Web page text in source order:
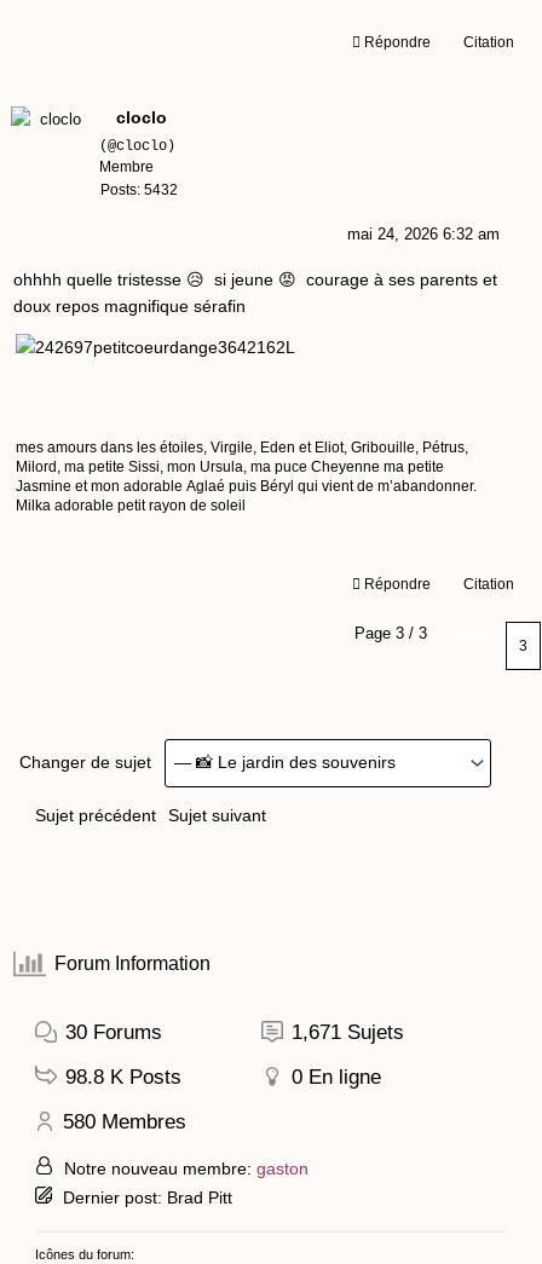
Répondre Citation
cloclo
(@cloclo)
Membre
Posts: 5432
mai 24, 2026 6:32 am
ohhhh quelle tristesse 😥 si jeune 😡 courage à ses parents et
doux repos magnifique sérafin
mes amours dans les étoiles, Virgile, Eden et Eliot, Gribouille, Pétrus,
Milord, ma petite Sissi, mon Ursula, ma puce Cheyenne ma petite
Jasmine et mon adorable Aglaé puis Béryl qui vient de m’abandonner.
Milka adorable petit rayon de soleil
Répondre Citation
Page 3 / 3
Changer de sujet
Sujet précédent Sujet suivant
Forum Information
30 Forums 1,671 Sujets
98.8 K Posts 0 En ligne
580 Membres
Notre nouveau membre: gaston
Dernier post: Brad Pitt
Icônes du forum: